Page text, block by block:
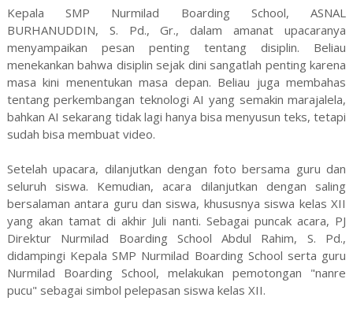
Kepala SMP Nurmilad Boarding School, ASNAL
BURHANUDDIN, S. Pd., Gr., dalam amanat upacaranya
menyampaikan pesan penting tentang disiplin. Beliau
menekankan bahwa disiplin sejak dini sangatlah penting karena
masa kini menentukan masa depan. Beliau juga membahas
tentang perkembangan teknologi AI yang semakin marajalela,
bahkan AI sekarang tidak lagi hanya bisa menyusun teks, tetapi
sudah bisa membuat video.
Setelah upacara, dilanjutkan dengan foto bersama guru dan
seluruh siswa. Kemudian, acara dilanjutkan dengan saling
bersalaman antara guru dan siswa, khususnya siswa kelas XII
yang akan tamat di akhir Juli nanti. Sebagai puncak acara, PJ
Direktur Nurmilad Boarding School Abdul Rahim, S. Pd.,
didampingi Kepala SMP Nurmilad Boarding School serta guru
Nurmilad Boarding School, melakukan pemotongan "nanre
pucu" sebagai simbol pelepasan siswa kelas XII.